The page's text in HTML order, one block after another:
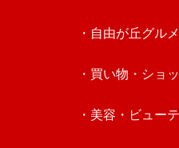
・自由が丘グルメ
・買い物・ショ
・美容・ビュー